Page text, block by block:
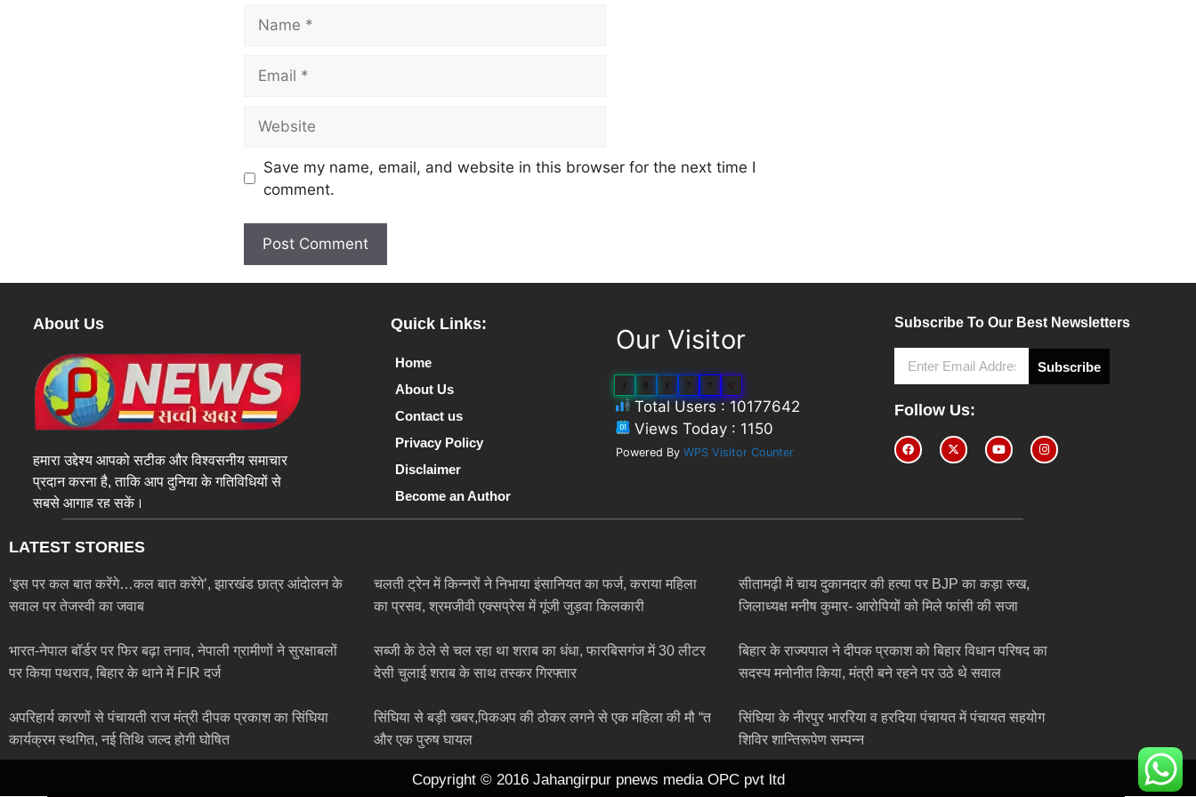
Save my name, email, and website in this browser for the next time I
comment.
About Us
हमारा उद्देश्य आपको सटीक और विश्वसनीय समाचार
प्रदान करना है, ताकि आप दुनिया के गतिविधियों से
सबसे आगाह रह सकें।
Quick Links:
Home
About Us
Contact us
Privacy Policy
Disclaimer
Become an Author
Our Visitor
1 1 7 7 6
Total Users : 10177642
Views Today : 1150
Powered By WPS Visitor Counter
Subscribe To Our Best Newsletters
Subscribe
Follow Us:
LATEST STORIES
‘इस पर कल बात करेंगे…कल बात करेंगे’, झारखंड छात्र आंदोलन के
सवाल पर तेजस्वी का जवाब
चलती ट्रेन में किन्नरों ने निभाया इंसानियत का फर्ज, कराया महिला
का प्रसव, श्रमजीवी एक्सप्रेस में गूंजी जुड़वा किलकारी
सीतामढ़ी में चाय दुकानदार की हत्या पर BJP का कड़ा रुख,
जिलाध्यक्ष मनीष कुमार- आरोपियों को मिले फांसी की सजा
भारत-नेपाल बॉर्डर पर फिर बढ़ा तनाव, नेपाली ग्रामीणों ने सुरक्षाबलों
पर किया पथराव, बिहार के थाने में FIR दर्ज
सब्जी के ठेले से चल रहा था शराब का धंधा, फारबिसगंज में 30 लीटर
देसी चुलाई शराब के साथ तस्कर गिरफ्तार
बिहार के राज्यपाल ने दीपक प्रकाश को बिहार विधान परिषद का
सदस्य मनोनीत किया, मंत्री बने रहने पर उठे थे सवाल
अपरिहार्य कारणों से पंचायती राज मंत्री दीपक प्रकाश का सिंघिया
कार्यक्रम स्थगित, नई तिथि जल्द होगी घोषित
सिंघिया से बड़ी खबर,पिकअप की ठोकर लगने से एक महिला की मौ “त
और एक पुरुष घायल
सिंघिया के नीरपुर भाररिया व हरदिया पंचायत में पंचायत सहयोग
शिविर शान्तिरूपेण सम्पन्न
Copyright © 2016 Jahangirpur pnews media OPC pvt ltd